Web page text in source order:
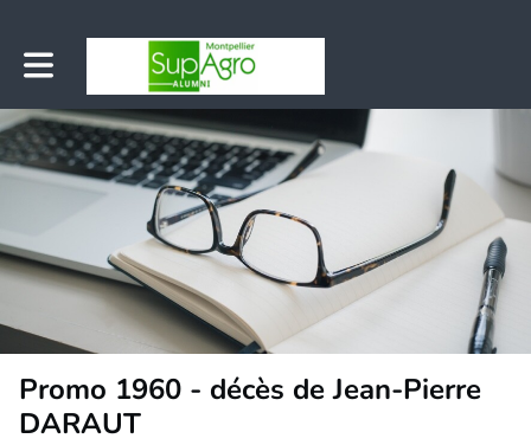
Toggle main navigation
Promo 1960 - décès de Jean-Pierre
DARAUT